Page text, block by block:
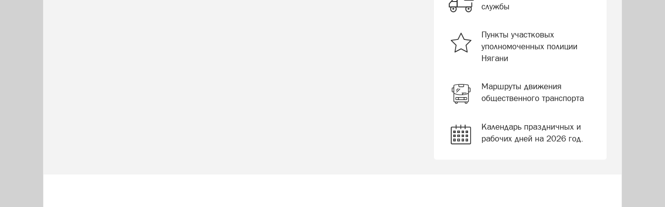
службы
Пункты участковых
уполномоченных полиции
Нягани
Маршруты движения
общественного транспорта
Календарь праздничных и
рабочих дней на 2026 год.